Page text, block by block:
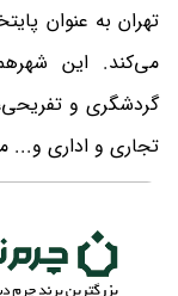
تهران به عنوان
می‌کند. این
گردشگری و تفریحی،
تجاری و اداری و...